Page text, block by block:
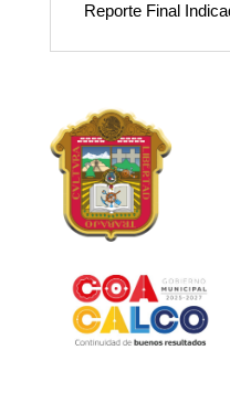
Reporte Final